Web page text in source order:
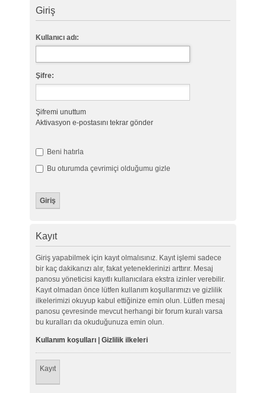
Giriş
Kullanıcı adı:
Şifre:
Şifremi unuttum
Aktivasyon e-postasını tekrar gönder
Beni hatırla
Bu oturumda çevrimiçi olduğumu gizle
Kayıt
Giriş yapabilmek için kayıt olmalısınız. Kayıt işlemi sadece
bir kaç dakikanızı alır, fakat yeteneklerinizi arttırır. Mesaj
panosu yöneticisi kayıtlı kullanıcılara ekstra izinler verebilir.
Kayıt olmadan önce lütfen kullanım koşullarımızı ve gizlilik
ilkelerimizi okuyup kabul ettiğinize emin olun. Lütfen mesaj
panosu çevresinde mevcut herhangi bir forum kuralı varsa
bu kuralları da okuduğunuza emin olun.
Kullanım koşulları| Gizlilik ilkeleri
Kayıt